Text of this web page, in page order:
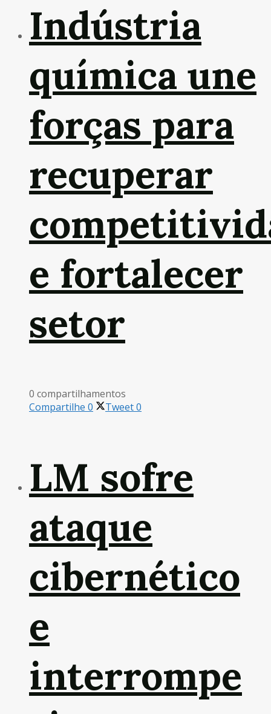
Indústria
química une
forças para
recuperar
e fortalecer
setor
0 compartilhamentos
Compartilhe 0 Tweet0
LM sofre
ataque
cibernético
e
interrompe